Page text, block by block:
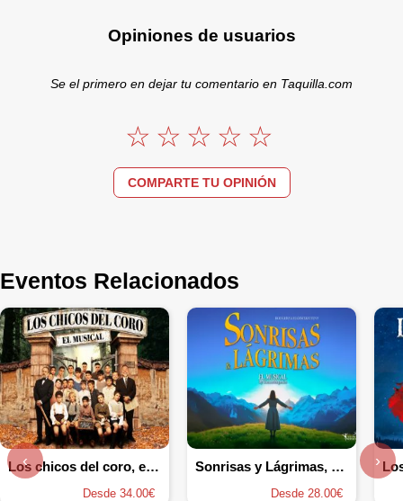
Opiniones de usuarios
Se el primero en dejar tu comentario en Taquilla.com
COMPARTE TU OPINIÓN
Eventos Relacionados
Los chicos del coro, el Musical
Desde 34.00€
Sonrisas y Lágrimas, el Musical
Desde 28.00€
‹ ›